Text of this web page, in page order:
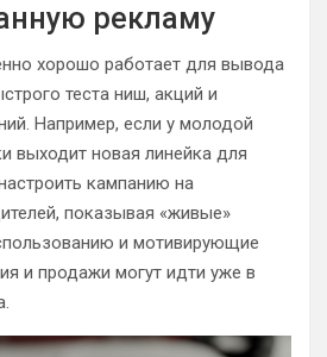
рекламу
хорошо работает для вывода
теста ниш, акций и
Например, если у молодой
выходит новая линейка для
кампанию на
показывая «живые»
и мотивирующие
и продажи могут идти уже в